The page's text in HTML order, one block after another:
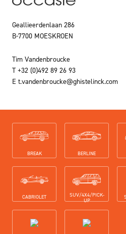
Geallieerdenlaan 286
B-7700 MOESKROEN
Tim Vandenbroucke
T+32 (0)492 89 26 93
E t.vandenbroucke@ghistelinck.com
BREAK BERLINE
CABRIOLET
SUV/4X4/PICK-
UP